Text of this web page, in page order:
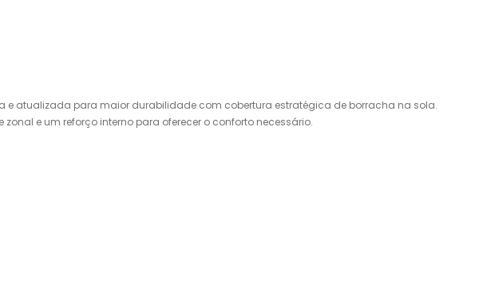
e atualizada para maior durabilidade com cobertura estratégica de borracha na sola.
e um reforço interno para oferecer o conforto necessário.